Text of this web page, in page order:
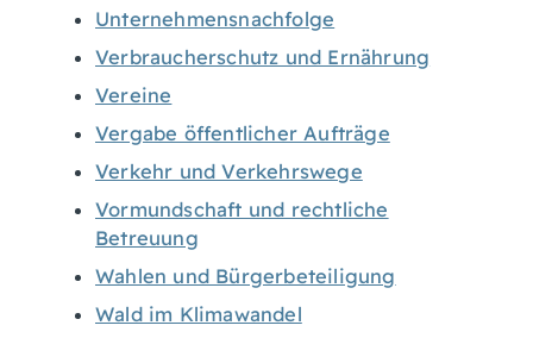
Unternehmensnachfolge
Verbraucherschutz und Ernährung
Vereine
Vergabe öffentlicher Aufträge
Verkehr und Verkehrswege
Vormundschaft und rechtliche
Betreuung
Wahlen und Bürgerbeteiligung
Wald im Klimawandel